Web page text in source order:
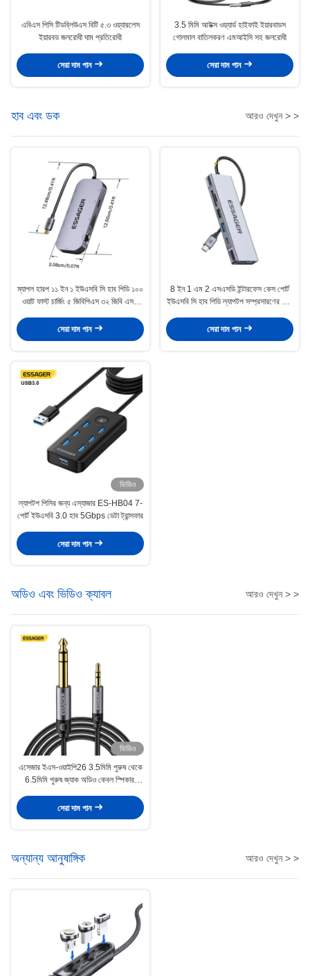
এবিএস পিসি টিডব্লিউএস বিটি ৫.৩ ওয়্যারলেস
ইয়ারবড জলরোধী ঘাম প্রতিরোধী
সেরা দাম পান
3.5 মিমি আউক্স ওয়্যার্ড হাইফাই ইয়ারবাডস
গোলমাল বাতিলকরণ এমআইসি সহ জলরোধী
সেরা দাম পান
হাব এবং ডক আরও দেখুন > >
ম্যাপল হারপ ১১ ইন ১ ইউএসবি সি হাব পিডি ১০০
ওয়াট ফাস্ট চার্জিং ৫ জিবিপিএস ৩২ জিবি এসডি
সেরা দাম পান
8 ইন 1 এম 2 এসএসডি ইন্টারফেস কেস পোর্ট
ইউএসবি সি হাব পিডি ল্যাপটপ সম্প্রসারণের জন্য
সেরা দাম পান
ভিডিও
ল্যাপটপ পিসির জন্য এস্যাজার ES-HB04 7-
পোর্ট ইউএসবি 3.0 হাব 5Gbps ডেটা ট্রান্সফার
সেরা দাম পান
অডিও এবং ভিডিও ক্যাবল আরও দেখুন > >
ভিডিও
এসেজার ইএস-ওয়াইপি26 3.5মিমি পুরুষ থেকে
6.5মিমি পুরুষ জ্যাক অডিও কেবল স্পিকার,
সেরা দাম পান
অন্যান্য আনুষাঙ্গিক আরও দেখুন > >